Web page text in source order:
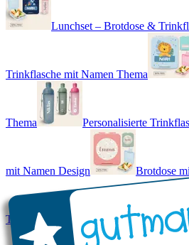
Lunchset – Brotdose &
Trinkflasche mit Namen Thema
Thema Personalisierte
mit Namen Design Brotdose
Trinkflasche mit Name - Real World